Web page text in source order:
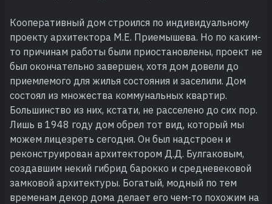
Кооперативный дом строился по индивидуальному
проекту архитектора М.Е. Приемышева. Но по каким-
то причинам работы были приостановлены, проект не
был окончательно завершен, хотя дом довели до
приемлемого для жилья состояния и заселили. Дом
состоял из множества коммунальных квартир.
Большинство из них, кстати, не расселено до сих пор.
Лишь в 1948 году дом обрел тот вид, который мы
можем лицезреть сегодня. Он был надстроен и
реконструирован архитектором Д.Д. Булгаковым,
создавшим некий гибрид барокко и средневековой
замковой архитектуры. Богатый, модный по тем
временам декор дома делает его чем-то похожим на